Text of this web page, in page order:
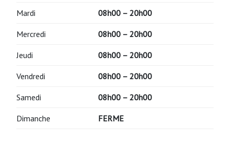
Mardi 08h00 – 20h00
Mercredi 08h00 – 20h00
Jeudi 08h00 – 20h00
Vendredi 08h00 – 20h00
Samedi 08h00 – 20h00
Dimanche FERME